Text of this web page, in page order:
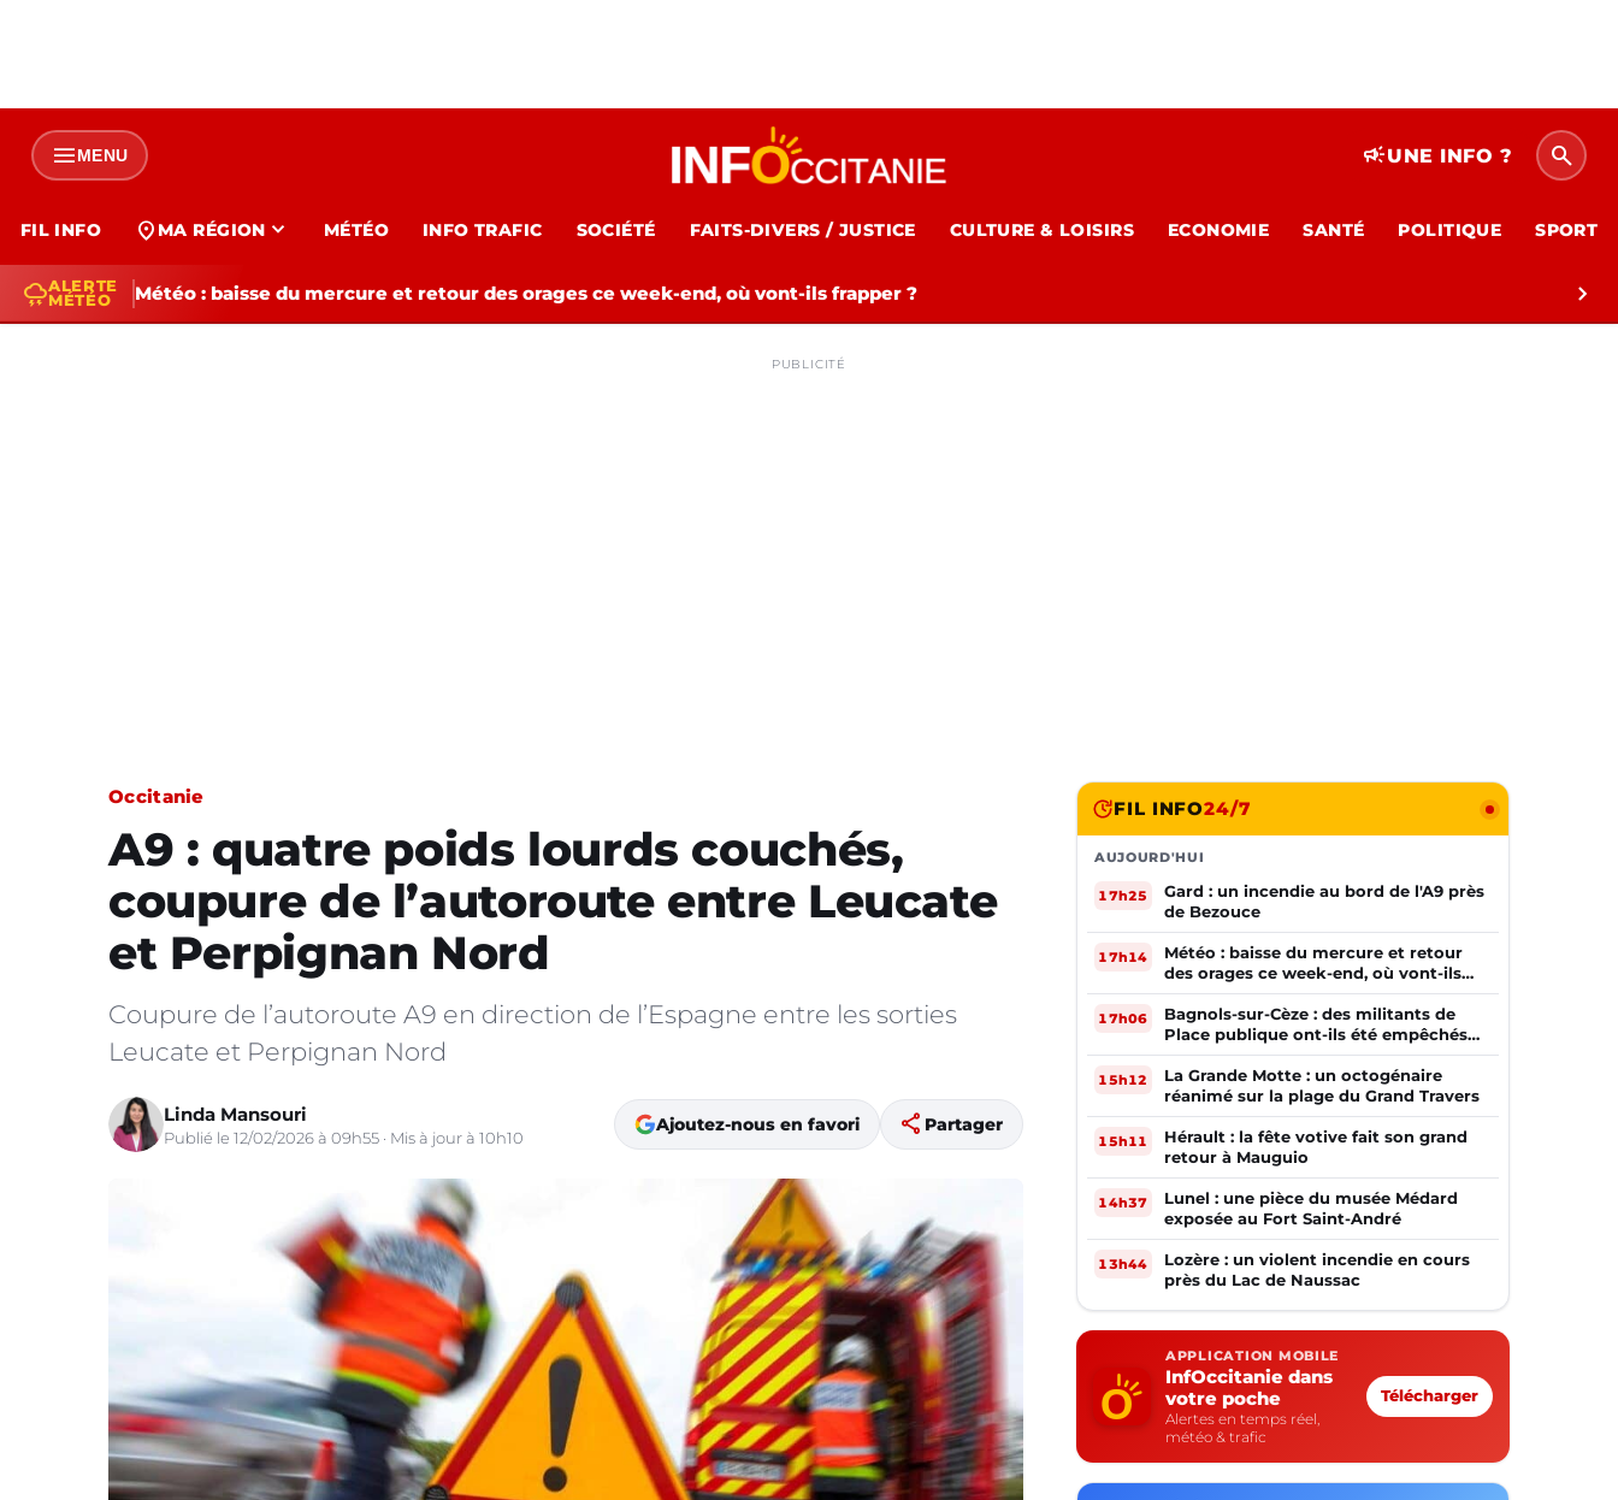
menuMENU campaignUNE INFO ? search
FIL INFO location_on MA RÉGION expand_more MÉTÉO INFO TRAFIC SOCIÉTÉ FAITS-DIVERS / JUSTICE CULTURE & LOISIRS ECONOMIE SANTÉ POLITIQUE SPORT
thunderstormALERTE
MÉTÉO
Météo : baisse du mercure et retour des orages ce week-end, où vont-ils frapper ? chevron_right
PUBLICITÉ
Occitanie
A9 : quatre poids lourds couchés,
coupure de l’autoroute entre Leucate
et Perpignan Nord
Coupure de l’autoroute A9 en direction de l’Espagne entre les sorties
Leucate et Perpignan Nord
Linda Mansouri
Publié le 12/02/2026 à 09h55 · Mis à jour à 10h10
Ajoutez-nous en favori share Partager
FIL INFO24/7
AUJOURD'HUI
17h25
Gard : un incendie au bord de l'A9 près
de Bezouce
17h14
Météo : baisse du mercure et retour
des orages ce week-end, où vont-ils
frapper ?
17h06
Bagnols-sur-Cèze : des militants de
Place publique ont-ils été empêchés
de tracter par la mairie ?
15h12
La Grande Motte : un octogénaire
réanimé sur la plage du Grand Travers
15h11
Hérault : la fête votive fait son grand
retour à Mauguio
14h37
Lunel : une pièce du musée Médard
exposée au Fort Saint-André
13h44
Lozère : un violent incendie en cours
près du Lac de Naussac
APPLICATION MOBILE
InfOccitanie dans
votre poche
Alertes en temps réel,
météo & trafic
Télécharger